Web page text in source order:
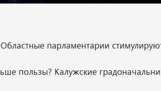
парламентарии
пользы? Калужские